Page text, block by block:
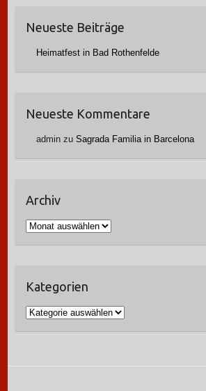
Neueste Beiträge
Heimatfest in Bad Rothenfelde
Neueste Kommentare
adminzu Sagrada Familia in Barcelona
Archiv
A
i
v
Kategorien
K